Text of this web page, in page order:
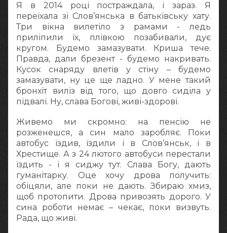
Я в 2014 році постраждала, і зараз. Я
переїхала зі Слов’янська в батьківську хату.
Три вікна вилетіло з рамами - ледь
приліпили їх, плівкою позабивали, дує
кругом. Будемо замазувати. Криша тече.
Правда, дали брезент - будемо накривать.
Кусок снаряду влетів у стіну – будемо
замазувати, ну це ще ладно. У мене такий
бронхіт виліз від того, що довго сиділа у
підвалі. Ну, слава Богові, живі-здорові.
Живемо ми скромно: на пенсію не
розженешся, а син мало заробляє. Поки
автобус їздив, їздили і в Слов’янськ, і в
Хрестище. А з 24 лютого автобуси перестали
їздить - і я сиджу тут. Слава Богу, дають
гуманітарку. Оце хочу дрова получить:
обіцяли, але поки не дають. Збираю хмиз,
щоб протопити. Дрова привозять дорого. У
сина роботи немає – чекає, поки визвуть.
Рада, що живі.